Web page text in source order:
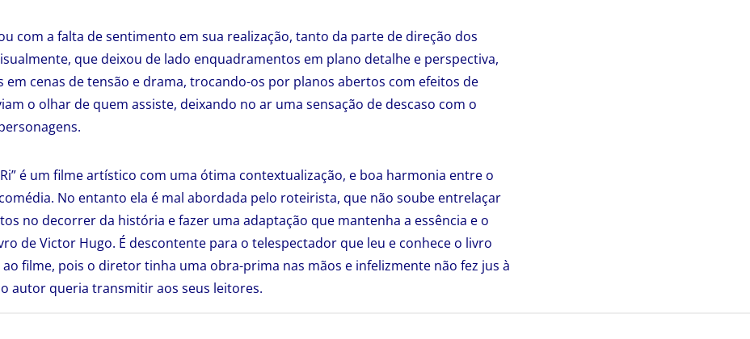
com a falta de sentimento em sua realização, tanto da parte de direção dos
que deixou de lado enquadramentos em plano detalhe e perspectiva,
em cenas de tensão e drama, trocando-os por planos abertos com efeitos de
o olhar de quem assiste, deixando no ar uma sensação de descaso com o
é um filme artístico com uma ótima contextualização, e boa harmonia entre o
No entanto ela é mal abordada pelo roteirista, que não soube entrelaçar
no decorrer da história e fazer uma adaptação que mantenha a essência e o
de Victor Hugo. É descontente para o telespectador que leu e conhece o livro
filme, pois o diretor tinha uma obra-prima nas mãos e infelizmente não fez jus à
autor queria transmitir aos seus leitores.